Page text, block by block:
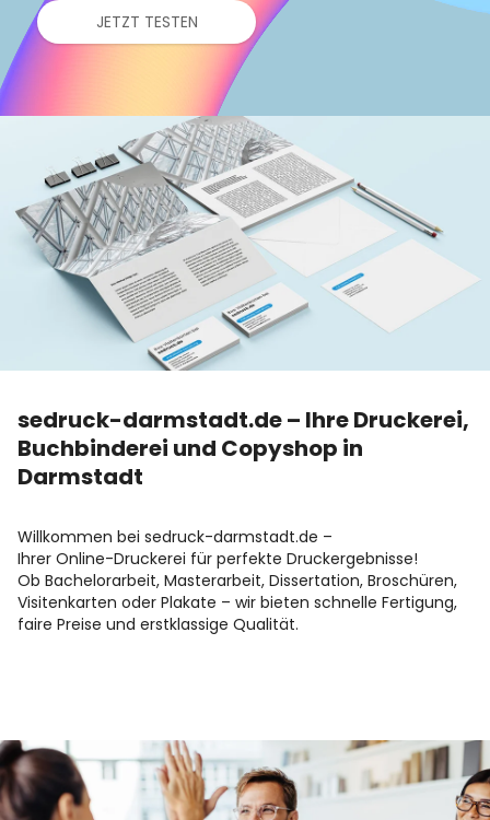
JETZT TESTEN
sedruck-darmstadt.de – Ihre Druckerei,
Buchbinderei und Copyshop in
Darmstadt
Willkommen bei sedruck-darmstadt.de –
Ihrer Online-Druckerei für perfekte Druckergebnisse!
Ob Bachelorarbeit, Masterarbeit, Dissertation, Broschüren,
Visitenkarten oder Plakate – wir bieten schnelle Fertigung,
faire Preise und erstklassige Qualität.